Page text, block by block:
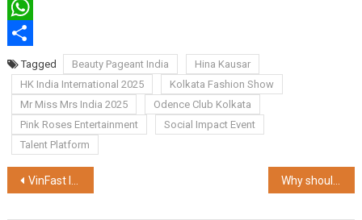
Twitter
WhatsApp
ShareTagged Beauty Pageant India
Hina Kausar
HK India International 2025
Kolkata Fashion Show
Mr Miss Mrs India 2025
Odence Club Kolkata
Pink Roses Entertainment
Social Impact Event
Talent Platform
Post
navigation
VinFast Inaugurates its Biggest Showroom in India, Located in Chennai, Tamil Nadu